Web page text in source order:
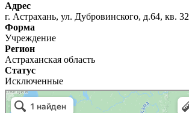
Адрес
г. Астрахань, ул. Дубровинского, д.64, кв. 32
Форма
Учреждение
Регион
Астраханская область
Статус
Исключенные